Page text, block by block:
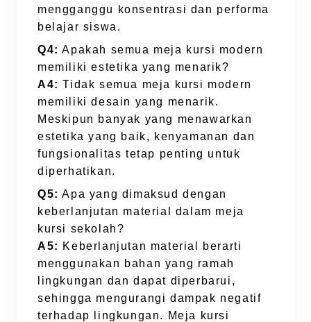
mengganggu konsentrasi dan performa
belajar siswa.
Q4: Apakah semua meja kursi modern
memiliki estetika yang menarik?
A4: Tidak semua meja kursi modern
memiliki desain yang menarik.
Meskipun banyak yang menawarkan
estetika yang baik, kenyamanan dan
fungsionalitas tetap penting untuk
diperhatikan.
Q5: Apa yang dimaksud dengan
keberlanjutan material dalam meja
kursi sekolah?
A5: Keberlanjutan material berarti
menggunakan bahan yang ramah
lingkungan dan dapat diperbarui,
sehingga mengurangi dampak negatif
terhadap lingkungan. Meja kursi